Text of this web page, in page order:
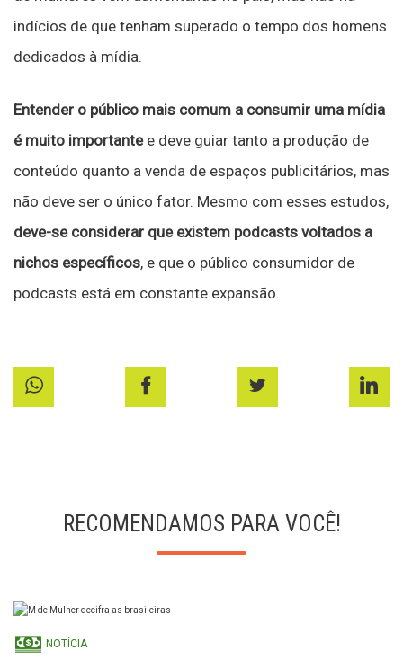
indícios de que tenham superado o tempo dos homens
dedicados à mídia.
Entender o público mais comum a consumir uma mídia
é muito importantee deve guiar tanto a produção de
conteúdo quanto a venda de espaços publicitários, mas
não deve ser o único fator. Mesmo com esses estudos,
deve-se considerar que existem podcasts voltados a
nichos específicos, e que o público consumidor de
podcasts está em constante expansão.
RECOMENDAMOS PARA VOCÊ!
NOTÍCIA